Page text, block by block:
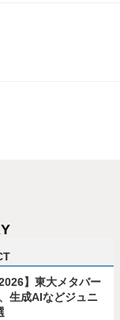
2026】東大メタバー
生成AIなどジュニ